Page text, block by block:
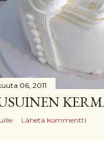
06, 2011
Lähetä kommentti